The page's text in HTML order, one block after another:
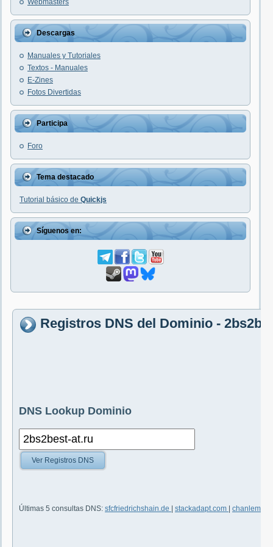
Webmasters
Descargas
Manuales y Tutoriales
Textos - Manuales
E-Zines
Fotos Divertidas
Participa
Foro
Tema destacado
Tutorial básico de Quickjs
Síguenos en:
Registros DNS del Dominio -
DNS Lookup Dominio
Ver Registros DNS
Últimas 5 consultas DNS: sfcfriedrichshain.de stackadapt.com